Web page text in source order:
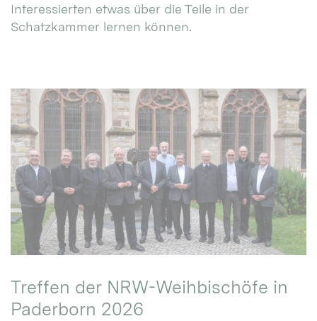
Interessierten etwas über die Teile in der
Schatzkammer lernen können.
Treffen der NRW-Weihbischöfe in
Paderborn 2026